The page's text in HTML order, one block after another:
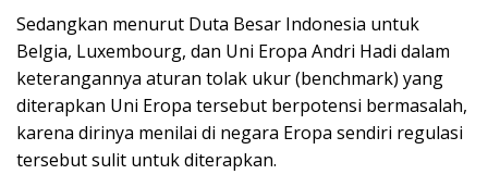
Sedangkan menurut Duta Besar Indonesia untuk
Belgia, Luxembourg, dan Uni Eropa Andri Hadi dalam
keterangannya aturan tolak ukur (benchmark) yang
diterapkan Uni Eropa tersebut berpotensi bermasalah,
karena dirinya menilai di negara Eropa sendiri regulasi
tersebut sulit untuk diterapkan.